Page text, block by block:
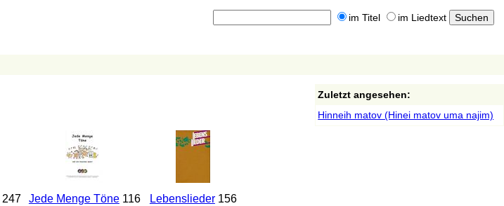
im Titel im Liedtext
247
Jede Menge Töne116
Lebenslieder156
Zuletzt angesehen:
Hinneih matov (Hinei matov uma najim)